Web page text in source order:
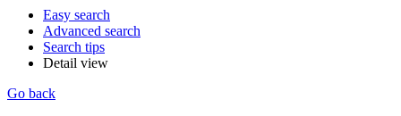
Easy search
Advanced search
Search tips
Detail view
Go back